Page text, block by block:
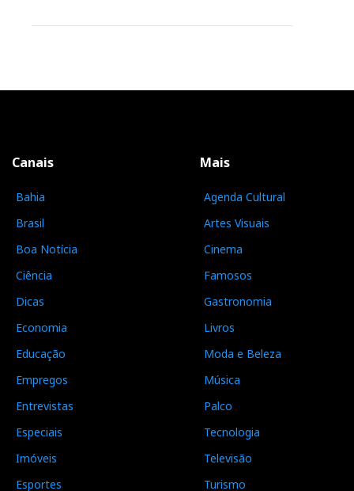
Canais
Bahia
Brasil
Boa Notícia
Ciência
Dicas
Economia
Educação
Empregos
Entrevistas
Especiais
Imóveis
Esportes
Mais
Agenda Cultural
Artes Visuais
Cinema
Famosos
Gastronomia
Livros
Moda e Beleza
Música
Palco
Tecnologia
Televisão
Turismo